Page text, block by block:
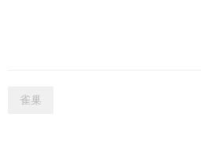
雀巢